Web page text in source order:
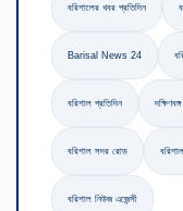
বরিশালের খবর প্রতিদিন
Barisal News 24
বরিশাল প্রতিদিন
বরিশাল সদর রোড
বরিশাল নিউজ এজেন্সী